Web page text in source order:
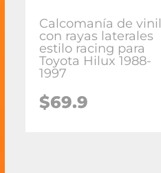
Calcomanía de
con rayas laterales
estilo racing para
Toyota Hilux 1988-
1997
$69.9